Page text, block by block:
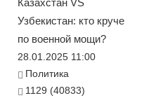
Узбекистан: кто круче
по военной мощи?
28.01.2025 11:00
Политика
1129 (40833)